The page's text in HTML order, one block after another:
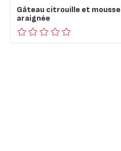
Gâteau citrouille et mousse
araignée
ratings.0